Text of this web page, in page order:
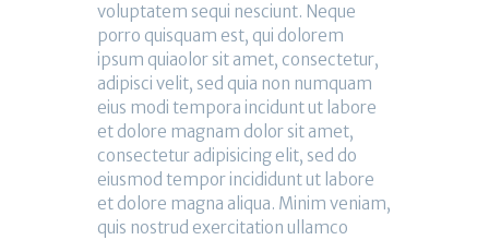
voluptatem sequi nesciunt. Neque
porro quisquam est, qui dolorem
ipsum quiaolor sit amet, consectetur,
adipisci velit, sed quia non numquam
eius modi tempora incidunt ut labore
et dolore magnam dolor sit amet,
consectetur adipisicing elit, sed do
eiusmod tempor incididunt ut labore
et dolore magna aliqua. Minim veniam,
quis nostrud exercitation ullamco